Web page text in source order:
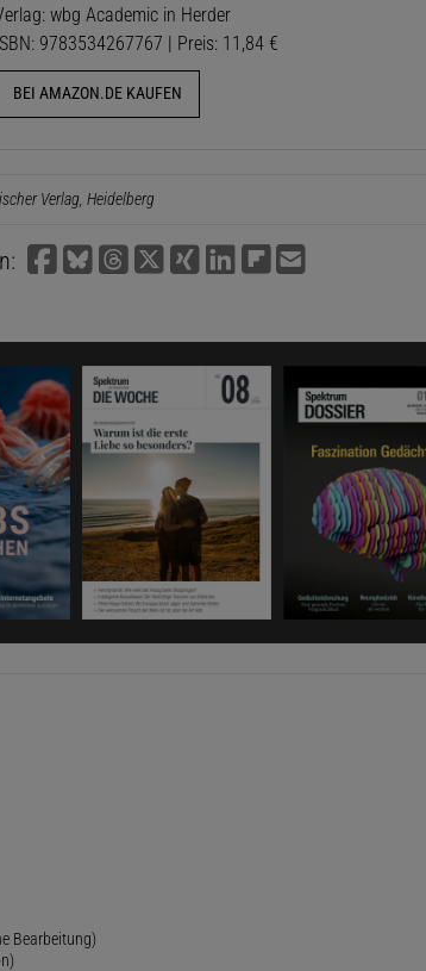
wbg Academic in Herder
9783534267767 | Preis: 11,84 €
BEI AMAZON.DE KAUFEN
Verlag, Heidelberg
Bearbeitung)